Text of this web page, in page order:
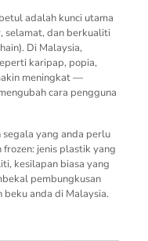
adalah kunci utama
selamat, dan berkualiti
Di Malaysia,
karipap, popia,
meningkat —
cara pengguna
yang anda perlu
jenis plastik yang
kesilapan biasa yang
pembungkusan
anda di Malaysia.